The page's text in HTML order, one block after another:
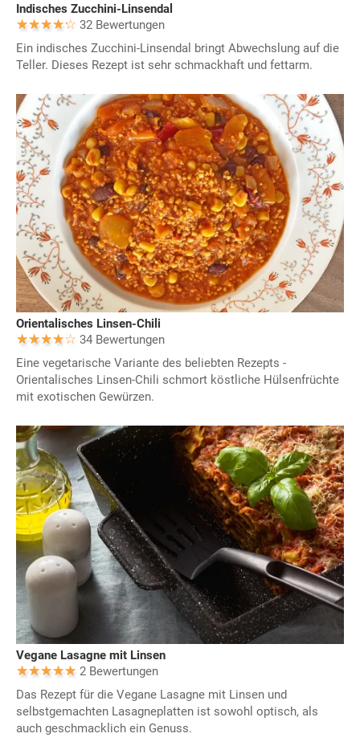
Indisches Zucchini-Linsendal
32 Bewertungen
Ein indisches Zucchini-Linsendal bringt Abwechslung auf die
Teller. Dieses Rezept ist sehr schmackhaft und fettarm.
Orientalisches Linsen-Chili
34 Bewertungen
Eine vegetarische Variante des beliebten Rezepts -
Orientalisches Linsen-Chili schmort köstliche Hülsenfrüchte
mit exotischen Gewürzen.
Vegane Lasagne mit Linsen
2 Bewertungen
Das Rezept für die Vegane Lasagne mit Linsen und
selbstgemachten Lasagneplatten ist sowohl optisch, als
auch geschmacklich ein Genuss.